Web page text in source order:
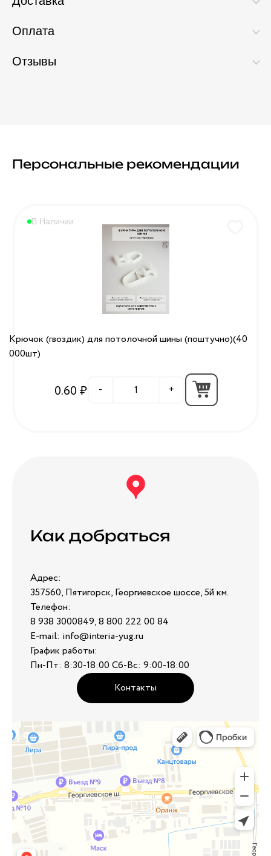
Оплата
Отзывы
Персональные рекомендации
Крючок (гвоздик) для потолочной шины (поштучно)(40
000шт)
В Наличии
0.60 ₽ - +
Как добраться
Адрес:
357560, Пятигорск, Георгиевское шоссе, 5й км.
Телефон:
8 938 3000849, 8 800 222 00 84
E-mail: info@interia-yug.ru
График работы:
Пн-Пт: 8:30-18:00 Сб-Вс: 9:00-18:00
Контакты